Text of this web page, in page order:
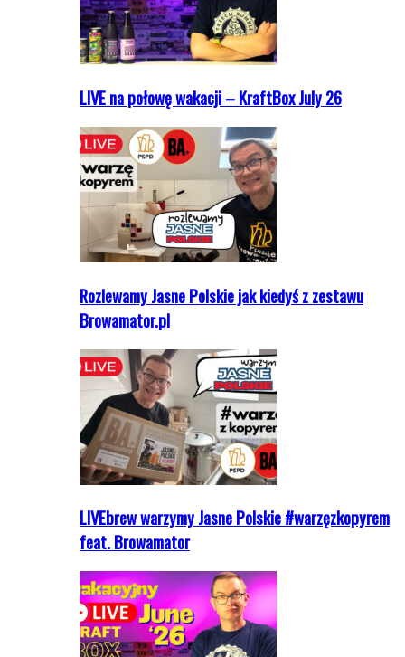
LIVE na połowę wakacji – KraftBox July 26
Rozlewamy Jasne Polskie jak kiedyś z zestawu
Browamator.pl
LIVEbrew warzymy Jasne Polskie #warzęzkopyrem
feat. Browamator